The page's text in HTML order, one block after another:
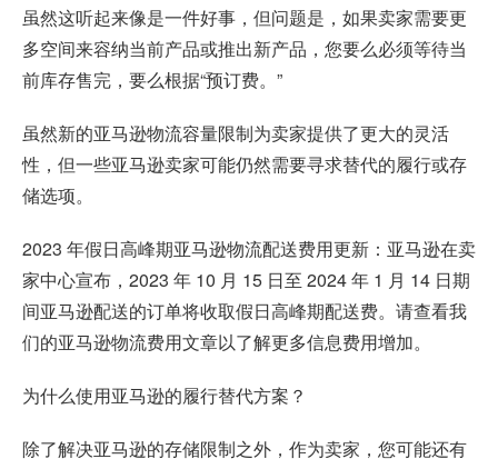
虽然这听起来像是一件好事，但问题是，如果卖家需要更
多空间来容纳当前产品或推出新产品，您要么必须等待当
前库存售完，要么根据“预订费。”
虽然新的亚马逊物流容量限制为卖家提供了更大的灵活
性，但一些亚马逊卖家可能仍然需要寻求替代的履行或存
储选项。
2023 年假日高峰期亚马逊物流配送费用更新：亚马逊在卖
家中心宣布，2023 年 10 月 15 日至 2024 年 1 月 14 日期
间亚马逊配送的订单将收取假日高峰期配送费。请查看我
们的亚马逊物流费用文章以了解更多信息费用增加。
为什么使用亚马逊的履行替代方案？
除了解决亚马逊的存储限制之外，作为卖家，您可能还有